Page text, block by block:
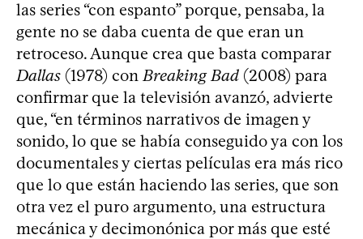
las series “con espanto” porque, pensaba, la
gente no se daba cuenta de que eran un
retroceso. Aunque crea que basta comparar
Dallas (1978) conBreaking Bad (2008) para
confirmar que la televisión avanzó, advierte
que, “en términos narrativos de imagen y
sonido, lo que se había conseguido ya con los
documentales y ciertas películas era más rico
que lo que están haciendo las series, que son
otra vez el puro argumento, una estructura
mecánica y decimonónica por más que esté